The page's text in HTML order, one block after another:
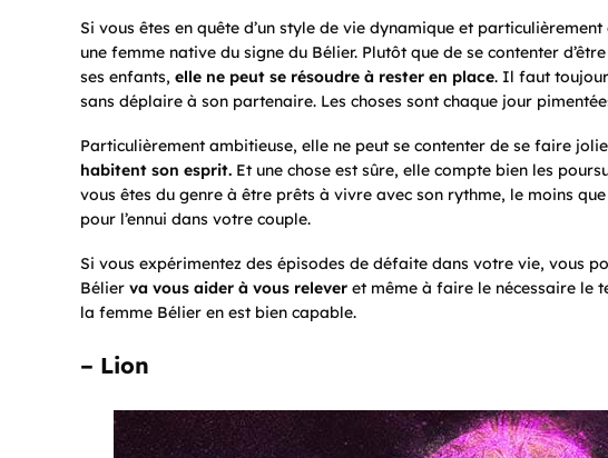
Si vous êtes en quête d’un style de vie dynamique et
une femme native du signe du Bélier. Plutôt que de se contenter
ses enfants, elle ne peut se résoudre à rester en place. Il faut
sans déplaire à son partenaire. Les choses sont chaque jour
Particulièrement ambitieuse, elle ne peut se contenter de se faire
habitent son esprit. Et une chose est sûre, elle compte bien les
vous êtes du genre à être prêts à vivre avec son rythme, le moins que
pour l’ennui dans votre couple.
Si vous expérimentez des épisodes de défaite dans votre vie, vous
Bélier va vous aider à vous relever et même à faire le nécessaire le
la femme Bélier en est bien capable.
– Lion